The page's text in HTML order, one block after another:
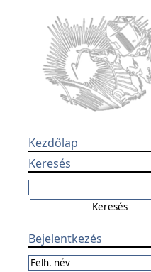
Kezdőlap
Keresés
Bejelentkezés